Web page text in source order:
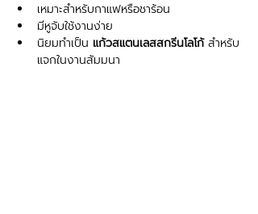
เหมาะสำหรับกาแฟหรือชาร้อน
มีหูจับใช้งานง่าย
นิยมทำเป็น แก้วสแตนเลสสกรีนโลโก้ สำหรับ
แจกในงานสัมมนา